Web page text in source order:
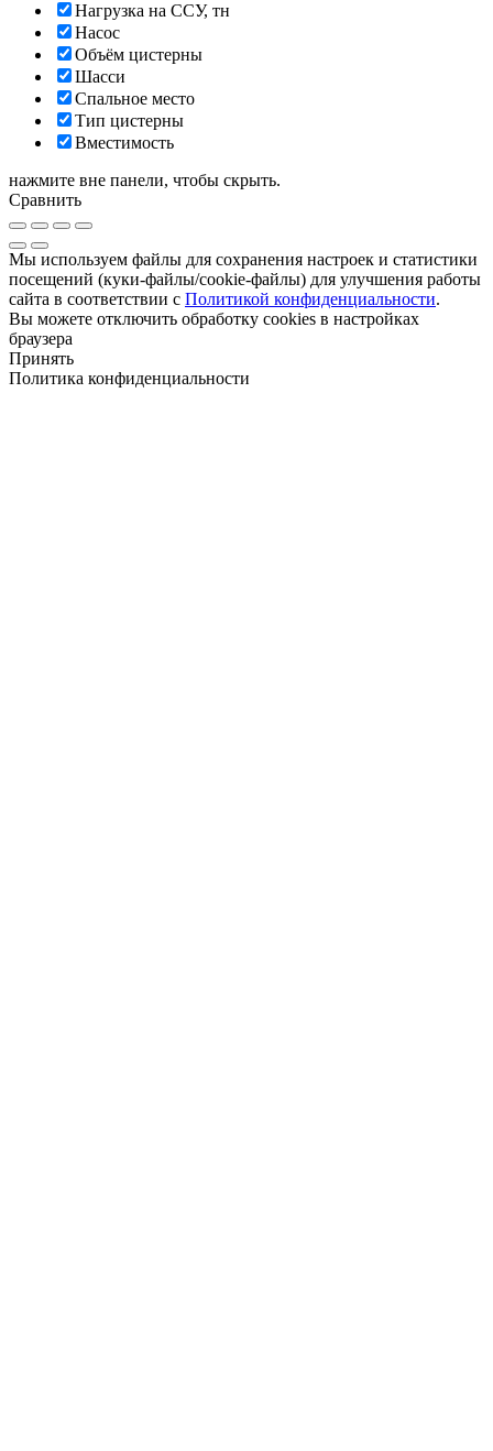
Нагрузка на ССУ, тн
Насос
Объём цистерны
Шасси
Спальное место
Тип цистерны
Вместимость
нажмите вне панели, чтобы скрыть.
Сравнить
Мы используем файлы для сохранения настроек и статистики
посещений (куки-файлы/cookie-файлы) для улучшения работы
сайта в соответствии с Политикой конфиденциальности.
Вы можете отключить обработку cookies в настройках
браузера
Принять
Политика конфиденциальности